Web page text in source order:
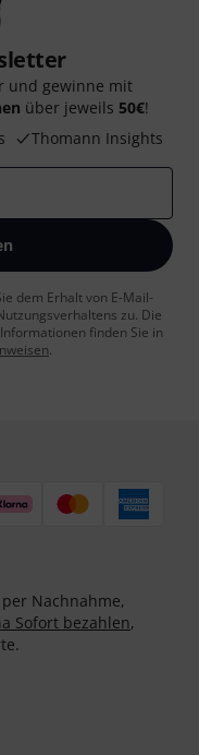
und gewinne mit
über jeweils 50€!
Thomann Insights
dem Erhalt von E-Mail-
zu. Die
finden Sie in
.
Nachnahme,
Sofort bezahlen,